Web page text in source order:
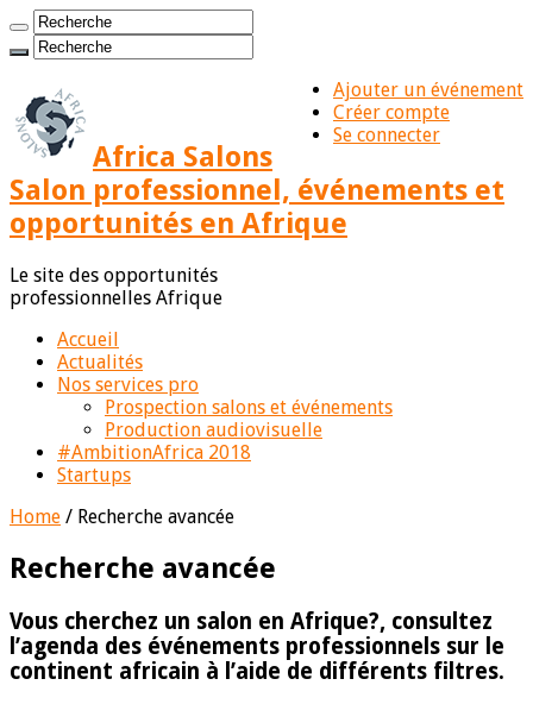
Ajouter un événement
Créer compte
Se connecter
Africa Salons
Salon professionnel, événements et
opportunités en Afrique
Le site des opportunités
professionnelles Afrique
Accueil
Actualités
Nos services pro
Prospection salons et événements
Production audiovisuelle
#AmbitionAfrica 2018
Startups
Home / Recherche avancée
Recherche avancée
Vous cherchez un salon en Afrique?, consultez
l’agenda des événements professionnels sur le
continent africain à l’aide de différents filtres.